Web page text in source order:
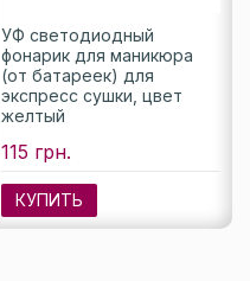
УФ светодиодный
фонарик для маникюра
(от батареек) для
экспресс сушки, цвет
желтый
115 грн.
КУПИТЬ